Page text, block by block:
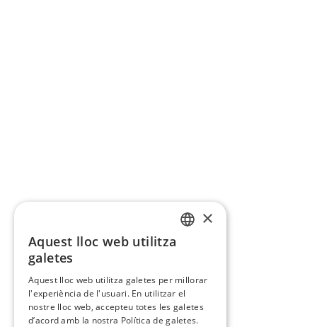
×
Aquest lloc web utilitza
galetes
Aquest lloc web utilitza galetes per millorar
l'experiència de l'usuari. En utilitzar el
nostre lloc web, accepteu totes les galetes
d’acord amb la nostra Política de galetes.